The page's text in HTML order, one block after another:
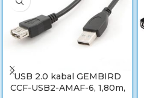
USB 2.0 kabal GEMBIRD
CCF-USB2-AMAF-6, 1,80m,